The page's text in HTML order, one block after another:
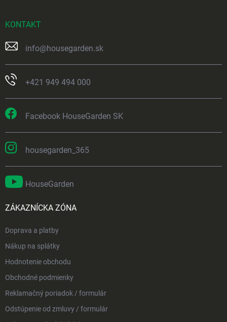
KONTAKT
info@housegarden.sk
+421 949 494 000
Facebook HouseGarden SK
housegarden_365
HouseGarden
ZÁKAZNÍCKA ZÓNA
Doprava a platby
Nákup na splátky
Hodnotenie obchodu
Obchodné podmienky
Reklamačný poriadok / formulár
Odstúpenie od zmluvy / formulár